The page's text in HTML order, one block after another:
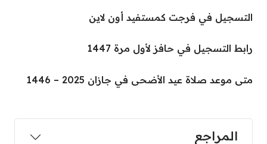
التسجيل في فرجت كمستفيد أون لاين
رابط التسجيل في حافز لأول مرة 1447
متى موعد صلاة عيد الأضحى في جازان 2025 – 1446
المراجع